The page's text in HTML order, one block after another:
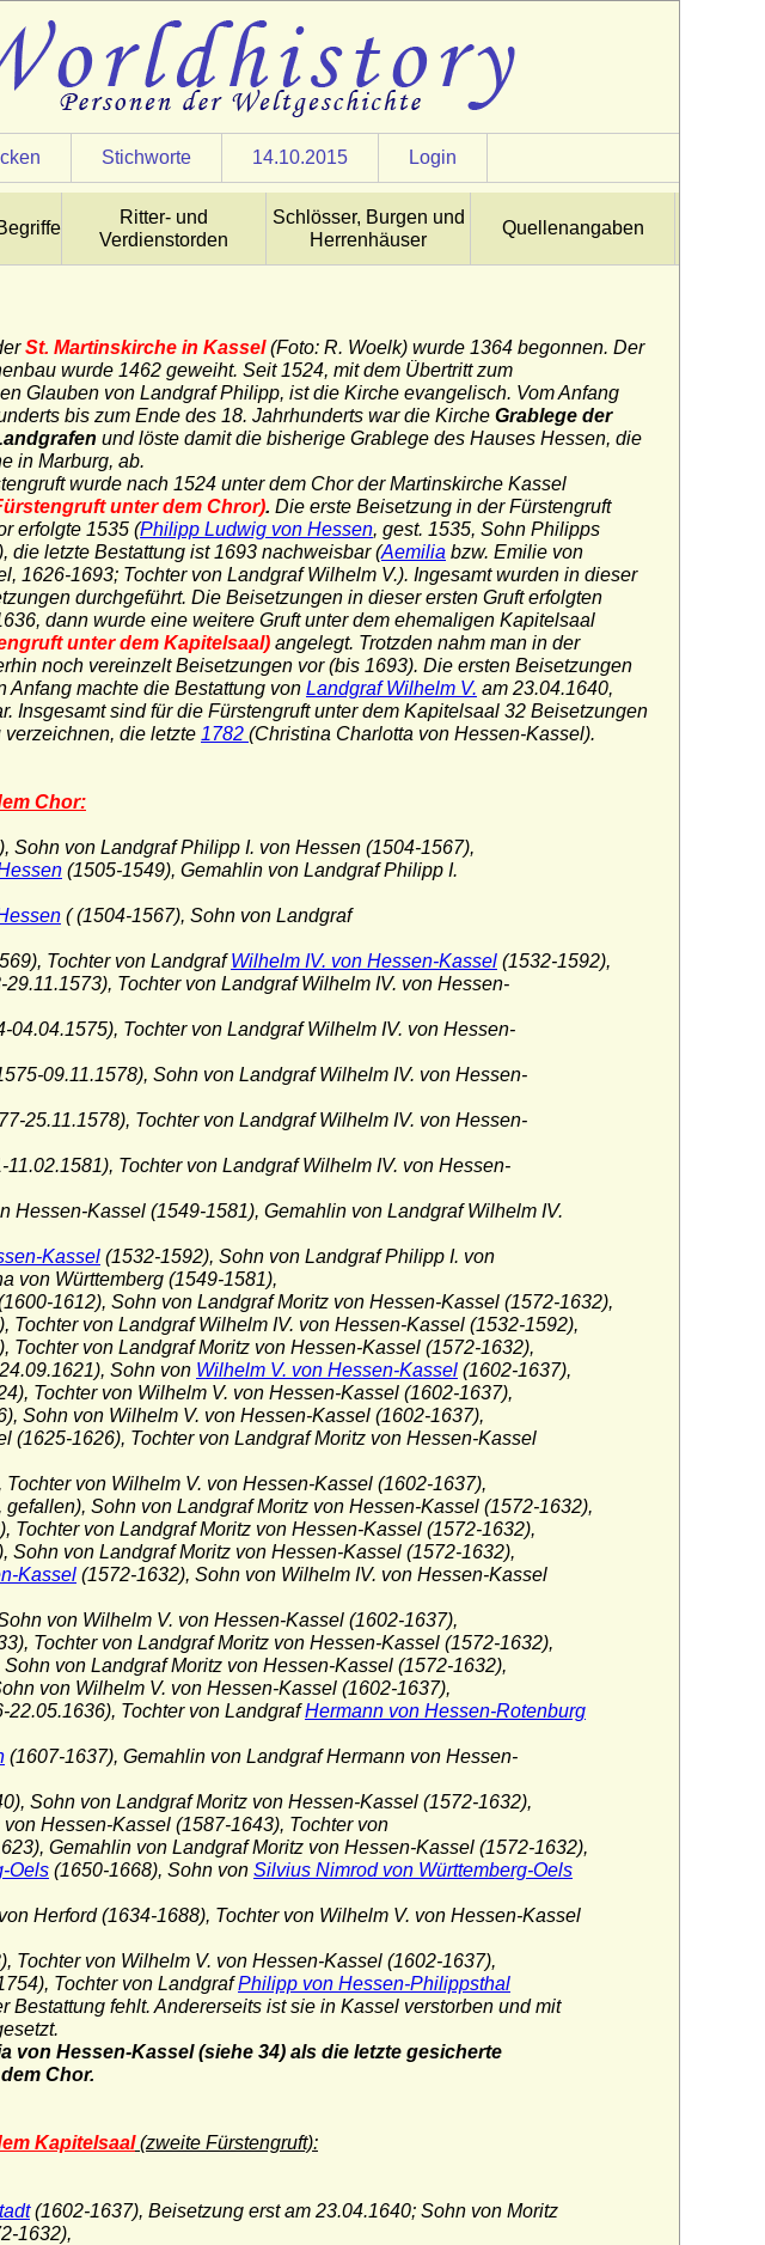
Stichworte 14.10.2015 Login
Ritter- und
Verdienstorden
Schlösser, Burgen und
Herrenhäuser
Quellenangaben
St. Martinskirche in Kassel(Foto: R. Woelk) wurde 1364 begonnen. Der
wurde 1462 geweiht. Seit 1524, mit dem Übertritt zum
Glauben von Landgraf Philipp, ist die Kirche evangelisch. Vom Anfang
bis zum Ende des 18. Jahrhunderts war die Kirche Grablege der
und löste damit die bisherige Grablege des Hauses Hessen, die
in Marburg, ab.
wurde nach 1524 unter dem Chor der Martinskirche Kassel
unter dem Chror). Die erste Beisetzung in der Fürstengruft
erfolgte 1535 (Philipp Ludwig von Hessen, gest. 1535, Sohn Philipps
die letzte Bestattung ist 1693 nachweisbar (Aemilia bzw. Emilie von
1626-1693; Tochter von Landgraf Wilhelm V.). Ingesamt wurden in dieser
durchgeführt. Die Beisetzungen in dieser ersten Gruft erfolgten
dann wurde eine weitere Gruft unter dem ehemaligen Kapitelsaal
unter dem Kapitelsaal) angelegt. Trotzden nahm man in der
noch vereinzelt Beisetzungen vor (bis 1693). Die ersten Beisetzungen
Anfang machte die Bestattung von Landgraf Wilhelm V. am 23.04.1640,
Insgesamt sind für die Fürstengruft unter dem Kapitelsaal 32 Beisetzungen
die letzte 1782 (Christina Charlotta von Hessen-Kassel).
Chor:
Sohn von Landgraf Philipp I. von Hessen (1504-1567),
(1505-1549), Gemahlin von Landgraf Philipp I.
( (1504-1567), Sohn von Landgraf
Tochter von LandgrafWilhelm IV. von Hessen-Kassel (1532-1592),
Tochter von Landgraf Wilhelm IV. von Hessen-
Tochter von Landgraf Wilhelm IV. von Hessen-
09.11.1578), Sohn von Landgraf Wilhelm IV. von Hessen-
25.11.1578), Tochter von Landgraf Wilhelm IV. von Hessen-
Tochter von Landgraf Wilhelm IV. von Hessen-
Hessen-Kassel (1549-1581), Gemahlin von Landgraf Wilhelm IV.
Kassel (1532-1592), Sohn von Landgraf Philipp I. von
Württemberg (1549-1581),
1612), Sohn von Landgraf Moritz von Hessen-Kassel (1572-1632),
Tochter von Landgraf Wilhelm IV. von Hessen-Kassel (1532-1592),
Tochter von Landgraf Moritz von Hessen-Kassel (1572-1632),
Sohn von Wilhelm V. von Hessen-Kassel (1602-1637),
Tochter von Wilhelm V. von Hessen-Kassel (1602-1637),
Sohn von Wilhelm V. von Hessen-Kassel (1602-1637),
(1625-1626), Tochter von Landgraf Moritz von Hessen-Kassel
von Wilhelm V. von Hessen-Kassel (1602-1637),
Sohn von Landgraf Moritz von Hessen-Kassel (1572-1632),
Tochter von Landgraf Moritz von Hessen-Kassel (1572-1632),
von Landgraf Moritz von Hessen-Kassel (1572-1632),
Kassel (1572-1632), Sohn von Wilhelm IV. von Hessen-Kassel
von Wilhelm V. von Hessen-Kassel (1602-1637),
Tochter von Landgraf Moritz von Hessen-Kassel (1572-1632),
von Landgraf Moritz von Hessen-Kassel (1572-1632),
von Wilhelm V. von Hessen-Kassel (1602-1637),
Tochter von LandgrafHermann von Hessen-Rotenburg
(1607-1637), Gemahlin von Landgraf Hermann von Hessen-
Sohn von Landgraf Moritz von Hessen-Kassel (1572-1632),
von Hessen-Kassel (1587-1643), Tochter von
Gemahlin von Landgraf Moritz von Hessen-Kassel (1572-1632),
Oels (1650-1668), Sohn von Silvius Nimrod von Württemberg-Oels
Herford (1634-1688), Tochter von Wilhelm V. von Hessen-Kassel
Tochter von Wilhelm V. von Hessen-Kassel (1602-1637),
Tochter von LandgrafPhilipp von Hessen-Philippsthal
fehlt. Andererseits ist sie in Kassel verstorben und mit
von Hessen-Kassel (siehe 34) als die letzte gesicherte
Chor.
Kapitelsaal(zweite Fürstengruft):
(1602-1637), Beisetzung erst am 23.04.1640; Sohn von Moritz
1632),